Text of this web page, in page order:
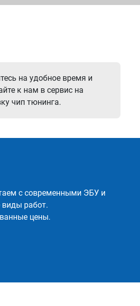
на удобное время и
к нам в сервис на
чип тюнинга.
с современными ЭБУ и
виды работ.
цены.